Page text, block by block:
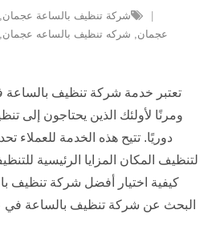
شركة تنظيف بالساعة عجمان,
عجمان, شركه تنظيف بالساعه عجمان,
تعتبر خدمة شركة تنظيف بالساعة
ومرنًا لأولئك الذين يحتاجون إلى
دوريًا. تتيح هذه الخدمة للعملاء
لتنظيف المكان المزايا الرئيسية
كيفية اختيار أفضل شركة تنظيف
البحث عن شركة تنظيف بالساعة